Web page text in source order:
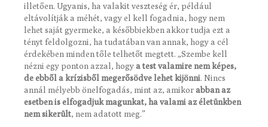
illetően. Ugyanis, ha valakit veszteség ér, például
eltávolítják a méhét, vagy el kell fogadnia, hogy nem
lehet saját gyermeke, a későbbiekben akkor tudja ezt a
tényt feldolgozni, ha tudatában van annak, hogy a cél
érdekében minden tőle telhetőt megtett. „Szembe kell
nézni egy ponton azzal, hogya test valamire nem képes,
de ebből a krízisből megerősödve lehet kijönni. Nincs
annál mélyebb önelfogadás, mint az, amikorabban az
esetben is elfogadjuk magunkat, ha valami az életünkben
nem sikerült, nem adatott meg.”